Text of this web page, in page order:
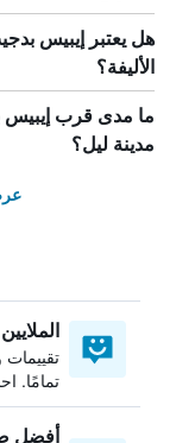
هل يعتبر إيبيس
الأليفة؟
ما مدى قرب
مدينة ليل؟
تقييمات
تمامًا.
أفضل